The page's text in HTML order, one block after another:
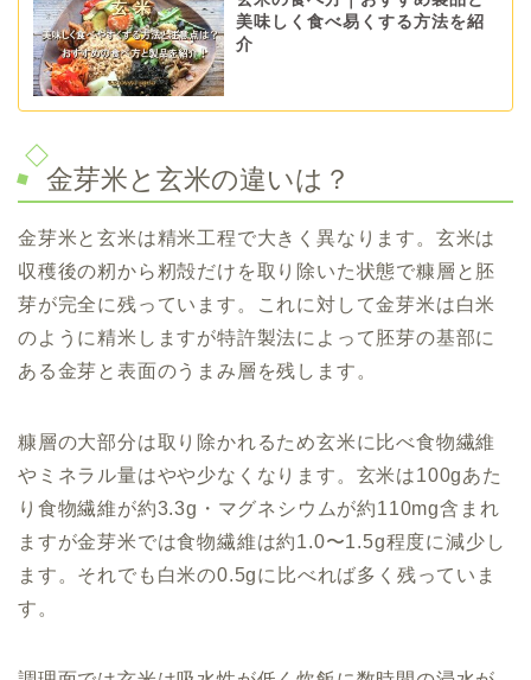
美味しく食べ易くする方法を紹
介
金芽米と玄米の違いは？
金芽米と玄米は精米工程で大きく異なります。玄米は
収穫後の籾から籾殻だけを取り除いた状態で糠層と胚
芽が完全に残っています。これに対して金芽米は白米
のように精米しますが特許製法によって胚芽の基部に
ある金芽と表面のうまみ層を残します。
糠層の大部分は取り除かれるため玄米に比べ食物繊維
やミネラル量はやや少なくなります。玄米は100gあた
り食物繊維が約3.3g・マグネシウムが約110mg含まれ
ますが金芽米では食物繊維は約1.0〜1.5g程度に減少し
ます。それでも白米の0.5gに比べれば多く残っていま
す。